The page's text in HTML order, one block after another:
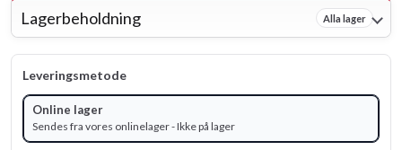
Lagerbeholdning Alla lager
Leveringsmetode
Online lager
Sendes fra vores onlinelager - Ikke på lager